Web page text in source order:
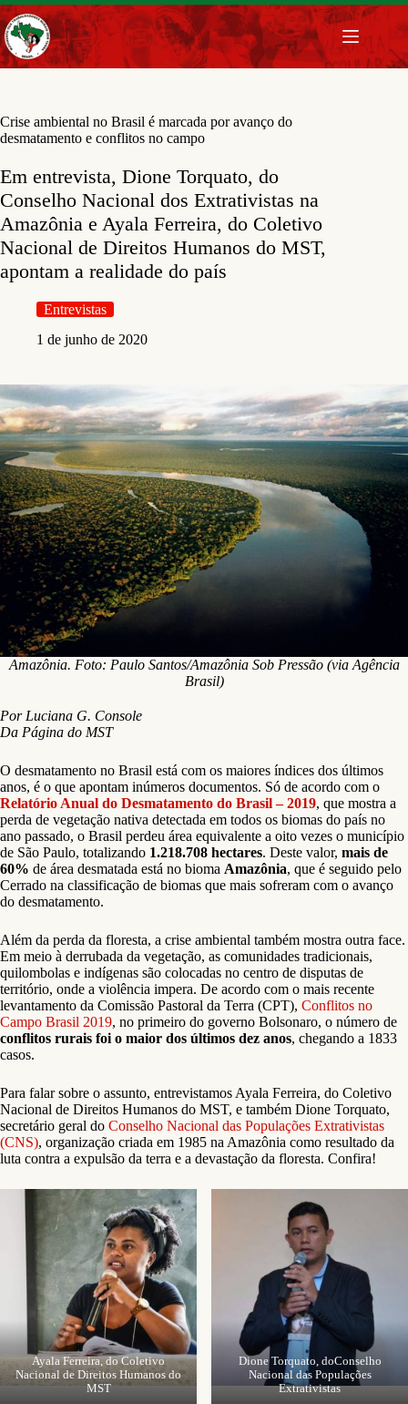
Pular
para
o
conteúdo
Crise ambiental no Brasil é marcada por avanço do
desmatamento e conflitos no campo
Em entrevista, Dione Torquato, do
Conselho Nacional dos Extrativistas na
Amazônia e Ayala Ferreira, do Coletivo
Nacional de Direitos Humanos do MST,
apontam a realidade do país
Entrevistas
1 de junho de 2020
Amazônia. Foto: Paulo Santos/Amazônia Sob Pressão (via Agência
Brasil)
Por Luciana G. Console
Da Página do MST
O desmatamento no Brasil está com os maiores índices dos últimos
anos, é o que apontam inúmeros documentos. Só de acordo com o
Relatório Anual do Desmatamento do Brasil – 2019, que mostra a
perda de vegetação nativa detectada em todos os biomas do país no
ano passado, o Brasil perdeu área equivalente a oito vezes o município
de São Paulo, totalizando 1.218.708 hectares. Deste valor, mais de
60% de área desmatada está no bioma Amazônia, que é seguido pelo
Cerrado na classificação de biomas que mais sofreram com o avanço
do desmatamento.
Além da perda da floresta, a crise ambiental também mostra outra face.
Em meio à derrubada da vegetação, as comunidades tradicionais,
quilombolas e indígenas são colocadas no centro de disputas de
território, onde a violência impera. De acordo com o mais recente
levantamento da Comissão Pastoral da Terra (CPT), Conflitos no
Campo Brasil 2019, no primeiro do governo Bolsonaro, o número de
conflitos rurais foi o maior dos últimos dez anos, chegando a 1833
casos.
Para falar sobre o assunto, entrevistamos Ayala Ferreira, do Coletivo
Nacional de Direitos Humanos do MST, e também Dione Torquato,
secretário geral do Conselho Nacional das Populações Extrativistas
(CNS), organização criada em 1985 na Amazônia como resultado da
luta contra a expulsão da terra e a devastação da floresta. Confira!
Ayala Ferreira, do Coletivo
Nacional de Direitos Humanos do
MST
Dione Torquato, doConselho
Nacional das Populações
Extrativistas